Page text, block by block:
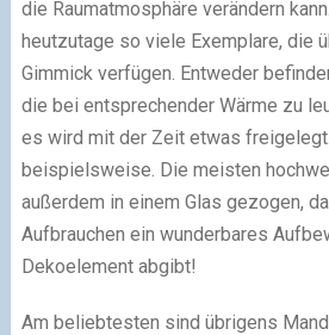
die Raumatmosphäre verändern
heutzutage so viele Exemplare, die
Gimmick verfügen. Entweder
die bei entsprechender Wärme zu
es wird mit der Zeit etwas
beispielsweise. Die meisten
außerdem in einem Glas gezogen,
Aufbrauchen ein wunderbares
Dekoelement abgibt!
Am beliebtesten sind übrigens